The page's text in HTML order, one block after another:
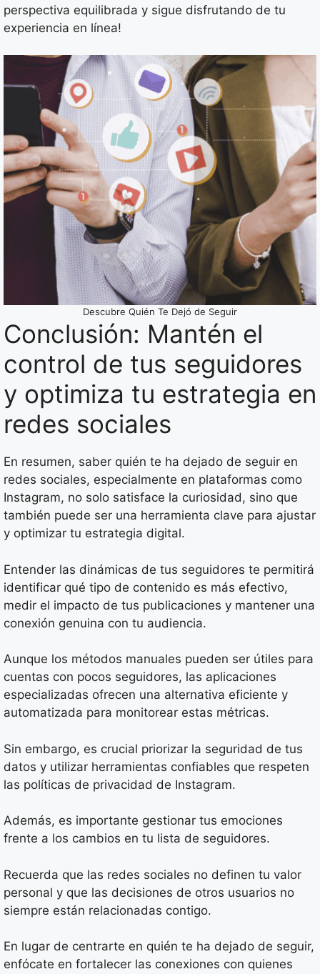
perspectiva equilibrada y sigue disfrutando de tu
experiencia en línea!
Descubre Quién Te Dejó de Seguir
Conclusión: Mantén el
control de tus seguidores
y optimiza tu estrategia en
redes sociales
En resumen, saber quién te ha dejado de seguir en
redes sociales, especialmente en plataformas como
Instagram, no solo satisface la curiosidad, sino que
también puede ser una herramienta clave para ajustar
y optimizar tu estrategia digital.
Entender las dinámicas de tus seguidores te permitirá
identificar qué tipo de contenido es más efectivo,
medir el impacto de tus publicaciones y mantener una
conexión genuina con tu audiencia.
Aunque los métodos manuales pueden ser útiles para
cuentas con pocos seguidores, las aplicaciones
especializadas ofrecen una alternativa eficiente y
automatizada para monitorear estas métricas.
Sin embargo, es crucial priorizar la seguridad de tus
datos y utilizar herramientas confiables que respeten
las políticas de privacidad de Instagram.
Además, es importante gestionar tus emociones
frente a los cambios en tu lista de seguidores.
Recuerda que las redes sociales no definen tu valor
personal y que las decisiones de otros usuarios no
siempre están relacionadas contigo.
En lugar de centrarte en quién te ha dejado de seguir,
enfócate en fortalecer las conexiones con quienes